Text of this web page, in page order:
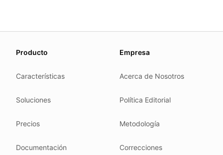
We update this page when our platform or the law
Related reading
How tokens work
Producto
Características
Soluciones
Precios
Documentación
Empresa
Acerca de Nosotros
Política Editorial
Metodología
Correcciones